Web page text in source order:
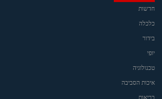
חדשות
כלכלה
בידור
יופי
טכנולוגיה
איכות הסביבה
בריאות